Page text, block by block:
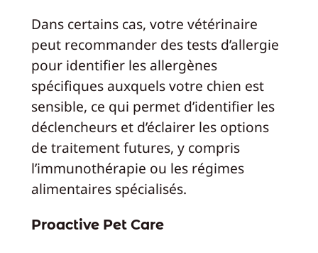
Dans certains cas, votre vétérinaire
peut recommander des tests d’allergie
pour identifier les allergènes
spécifiques auxquels votre chien est
sensible, ce qui permet d’identifier les
déclencheurs et d’éclairer les options
de traitement futures, y compris
l’immunothérapie ou les régimes
alimentaires spécialisés.
Proactive Pet Care